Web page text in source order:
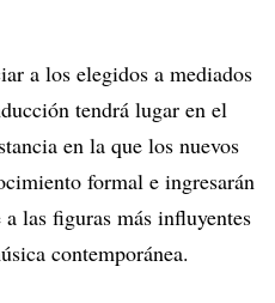
a los elegidos a mediados
tendrá lugar en el
en la que los nuevos
formal e ingresarán
las figuras más influyentes
contemporánea.